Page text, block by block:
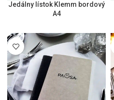
Jedálny lístok Klemm bordový
A4